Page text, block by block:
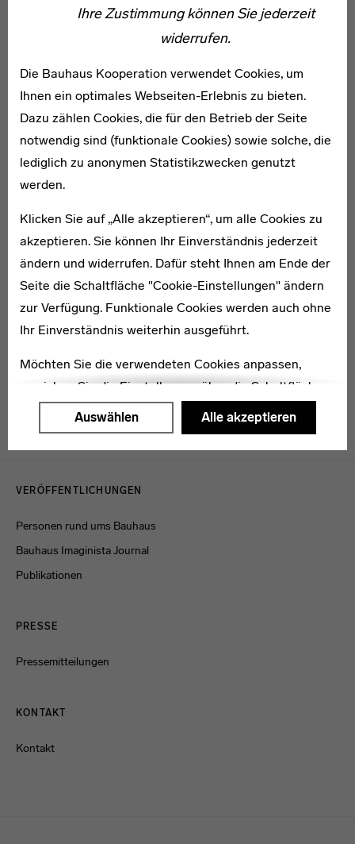
Ihre Zustimmung können Sie jederzeit
widerrufen.
Die Bauhaus Kooperation verwendet Cookies, um
Ihnen ein optimales Webseiten-Erlebnis zu bieten.
Dazu zählen Cookies, die für den Betrieb der Seite
notwendig sind (funktionale Cookies) sowie solche, die
lediglich zu anonymen Statistikzwecken genutzt
werden.
Klicken Sie auf „Alle akzeptieren“, um alle Cookies zu
akzeptieren. Sie können Ihr Einverständnis jederzeit
ändern und widerrufen. Dafür steht Ihnen am Ende der
Seite die Schaltfläche "Cookie-Einstellungen" ändern
zur Verfügung. Funktionale Cookies werden auch ohne
Ihr Einverständnis weiterhin ausgeführt.
Möchten Sie die verwendeten Cookies anpassen,
erreichen Sie die Einstellungen über die Schaltfläche
"Auswählen".
Auswählen Alle akzeptieren
Else Fretzdorff
Elsa Jäck
1903–1940
VERÖFFENTLICHUNGEN
Personen rund ums Bauhaus
Bauhaus Imaginista Journal
Publikationen
PRESSE
Pressemitteilungen
KONTAKT
Kontakt